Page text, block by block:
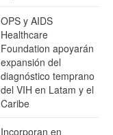
OPS y AIDS
Healthcare
Foundation apoyarán
expansión del
diagnóstico temprano
del VIH en Latam y el
Caribe
Incorporan en